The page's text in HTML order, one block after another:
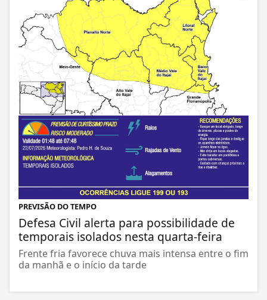
PREVISÃO DO TEMPO
Defesa Civil alerta para possibilidade de
temporais isolados nesta quarta-feira
Frente fria favorece chuva mais intensa entre o fim
da manhã e o início da tarde